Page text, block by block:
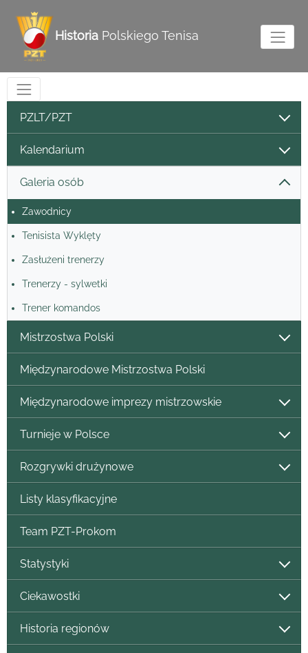
Historia Polskiego Tenisa
PZLT/PZT
Kalendarium
Galeria osób
Zawodnicy
Tenisista Wyklęty
Zasłużeni trenerzy
Trenerzy - sylwetki
Trener komandos
Mistrzostwa Polski
Międzynarodowe Mistrzostwa Polski
Międzynarodowe imprezy mistrzowskie
Turnieje w Polsce
Rozgrywki drużynowe
Listy klasyfikacyjne
Team PZT-Prokom
Statystyki
Ciekawostki
Historia regionów